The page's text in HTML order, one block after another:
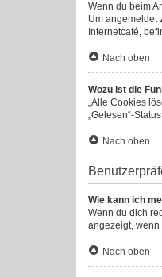
Wenn du beim
Um angemeldet
Internetcafé,
Nach oben
Wozu ist die
„Alle Cookies
„Gelesen“-
Nach oben
Wie kann ich
Wenn du dich
angezeigt,
Nach oben